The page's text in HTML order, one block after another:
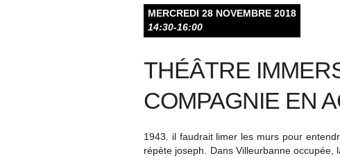
MERCREDI 28 NOVEMBRE 2018
14:30-16:00
THÉÂTRE
COMPAGNIE EN
1943. il faudrait limer les murs pour
répète joseph. Dans Villeurbanne